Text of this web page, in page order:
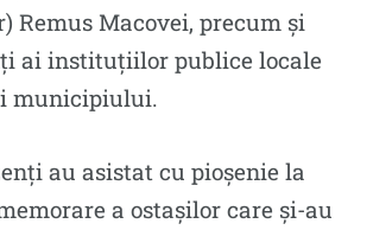
Remus Macovei, precum și
ai instituțiilor publice locale
municipiului.
au asistat cu pioșenie la
a ostașilor care și-au